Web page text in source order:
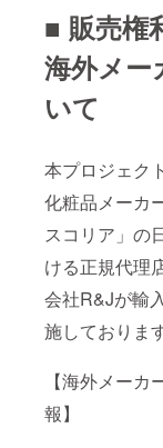
■ 販売権
海外メー
いて
本プロジェク
化粧品メーカ
スコリア」の
ける正規代理
会社R&Jが輸
施しておりま
【海外メーカ
報】